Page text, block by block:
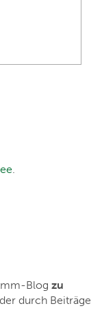
.
Blog zu
durch Beiträge